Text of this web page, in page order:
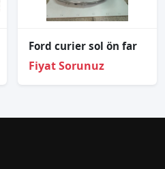
Ford curier sol ön far
Fiyat Sorunuz